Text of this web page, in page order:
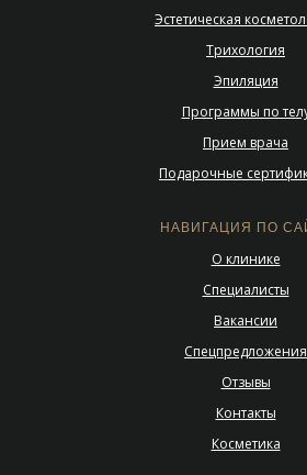
НАВИГАЦИЯ ПО
О клинике
Специалисты
Вакансии
Спецпредложения
Отзывы
Контакты
Косметика
Эстетическая
Эпиляция
Программы по
Прием врача
Подарочные
Трихология